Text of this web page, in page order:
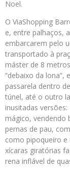
Noel.
O ViaShopping
e, entre palhaços,
embarcarem pelo
transportado à
máster de 8
“debaixo da lona”,
passarela dentro
túnel, até o outro
inusitadas
mágico, vendendo
pernas de pau,
como pipoqueiro e
xícaras giratórias
rena inflável de